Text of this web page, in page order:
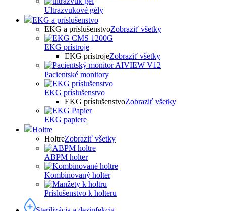
Ultrazvukové gély
EKG a príslušenstvo
EKG a príslušenstvoZobraziť všetky
EKG prístroje
EKG prístrojeZobraziť všetky
Pacientské monitory
EKG príslušenstvo
EKG príslušenstvoZobraziť všetky
EKG papiere
Holtre
HoltreZobraziť všetky
ABPM holter
Kombinovaný holter
Príslušenstvo k holteru